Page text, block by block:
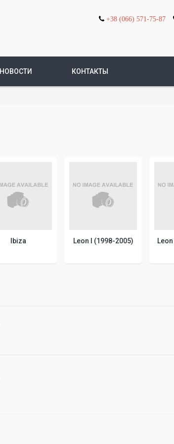
+38 (066) 571-75-87
НОВОСТИ КОНТАКТЫ
Ibiza Leon I (1998-2005)